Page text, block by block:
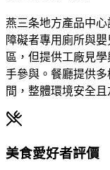
燕三条地方產品中
障礙者專用廁所與
區，但提供工廠見
手參與。餐廳提供
間，整體環境安全
美食愛好者評價